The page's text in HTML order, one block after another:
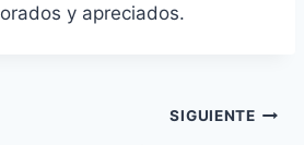
y apreciados.
SIGUIENTE